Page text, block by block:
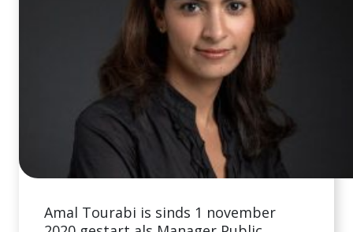
Amal Tourabi is sinds 1 november